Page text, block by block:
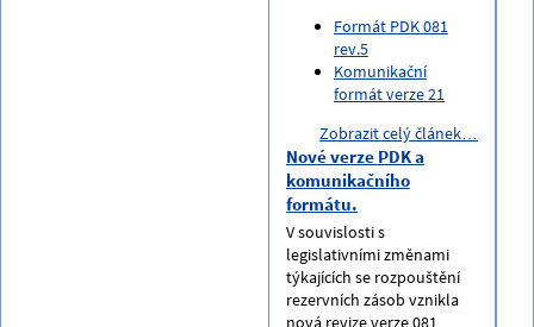
Formát PDK 081
rev.5
Komunikační
formát verze 21
Zobrazit celý článek…
Nové verze PDK a
komunikačního
formátu.
V souvislosti s
legislativními změnami
týkajících se rozpouštění
rezervních zásob vznikla
nová revize verze 081